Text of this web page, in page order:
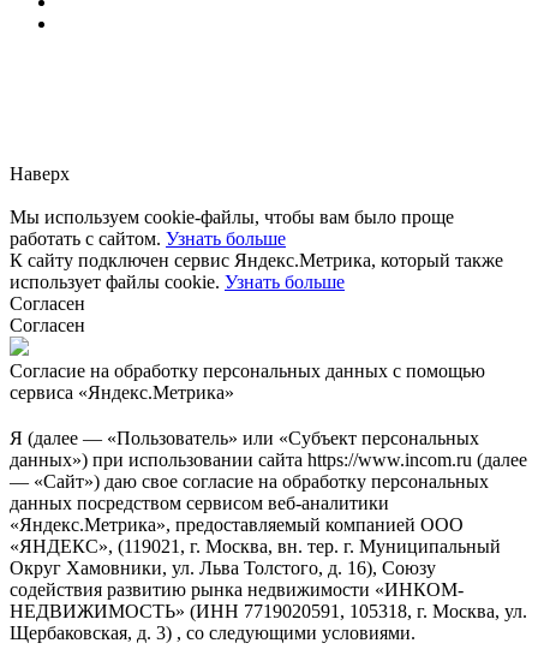
Наверх
Мы используем cookie-файлы, чтобы вам было проще
работать с сайтом. Узнать больше
К сайту подключен сервис Яндекс.Метрика, который также
использует файлы cookie. Узнать больше
Согласен
Согласен
Согласие на обработку персональных данных с помощью
сервиса «Яндекс.Метрика»
Я (далее — «Пользователь» или «Субъект персональных
данных») при использовании сайта https://www.incom.ru (далее
— «Сайт») даю свое согласие на обработку персональных
данных посредством сервисом веб-аналитики
«Яндекс.Метрика», предоставляемый компанией ООО
«ЯНДЕКС», (119021, г. Москва, вн. тер. г. Муниципальный
Округ Хамовники, ул. Льва Толстого, д. 16), Союзу
содействия развитию рынка недвижимости «ИНКОМ-
НЕДВИЖИМОСТЬ» (ИНН 7719020591, 105318, г. Москва, ул.
Щербаковская, д. 3) , со следующими условиями.